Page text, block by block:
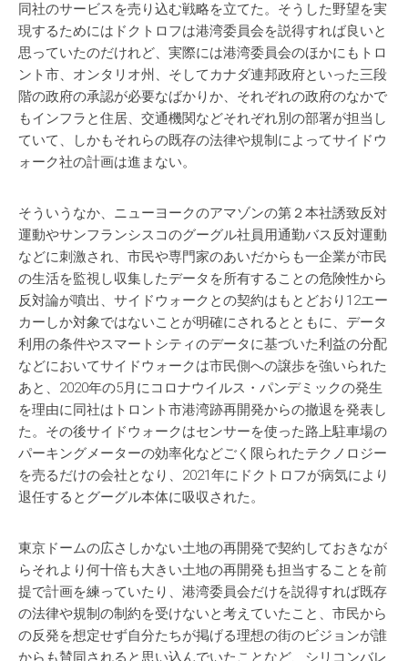
同社のサービスを売り込む戦略を立てた。そうした野望を実
現するためにはドクトロフは港湾委員会を説得すれば良いと
思っていたのだけれど、実際には港湾委員会のほかにもトロ
ント市、オンタリオ州、そしてカナダ連邦政府といった三段
階の政府の承認が必要なばかりか、それぞれの政府のなかで
もインフラと住居、交通機関などそれぞれ別の部署が担当し
ていて、しかもそれらの既存の法律や規制によってサイドウ
ォーク社の計画は進まない。
そういうなか、ニューヨークのアマゾンの第２本社誘致反対
運動やサンフランシスコのグーグル社員用通勤バス反対運動
などに刺激され、市民や専門家のあいだからも一企業が市民
の生活を監視し収集したデータを所有することの危険性から
反対論が噴出、サイドウォークとの契約はもとどおり12エー
カーしか対象ではないことが明確にされるとともに、データ
利用の条件やスマートシティのデータに基づいた利益の分配
などにおいてサイドウォークは市民側への譲歩を強いられた
あと、2020年の5月にコロナウイルス・パンデミックの発生
を理由に同社はトロント市港湾跡再開発からの撤退を発表し
た。その後サイドウォークはセンサーを使った路上駐車場の
パーキングメーターの効率化などごく限られたテクノロジー
を売るだけの会社となり、2021年にドクトロフが病気により
退任するとグーグル本体に吸収された。
東京ドームの広さしかない土地の再開発で契約しておきなが
らそれより何十倍も大きい土地の再開発も担当することを前
提で計画を練っていたり、港湾委員会だけを説得すれば既存
の法律や規制の制約を受けないと考えていたこと、市民から
の反発を想定せず自分たちが掲げる理想の街のビジョンが誰
からも賛同されると思い込んでいたことなど、シリコンバレ